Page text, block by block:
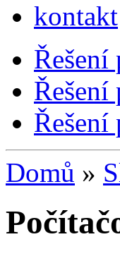
kontakt
Řešení
Domů »